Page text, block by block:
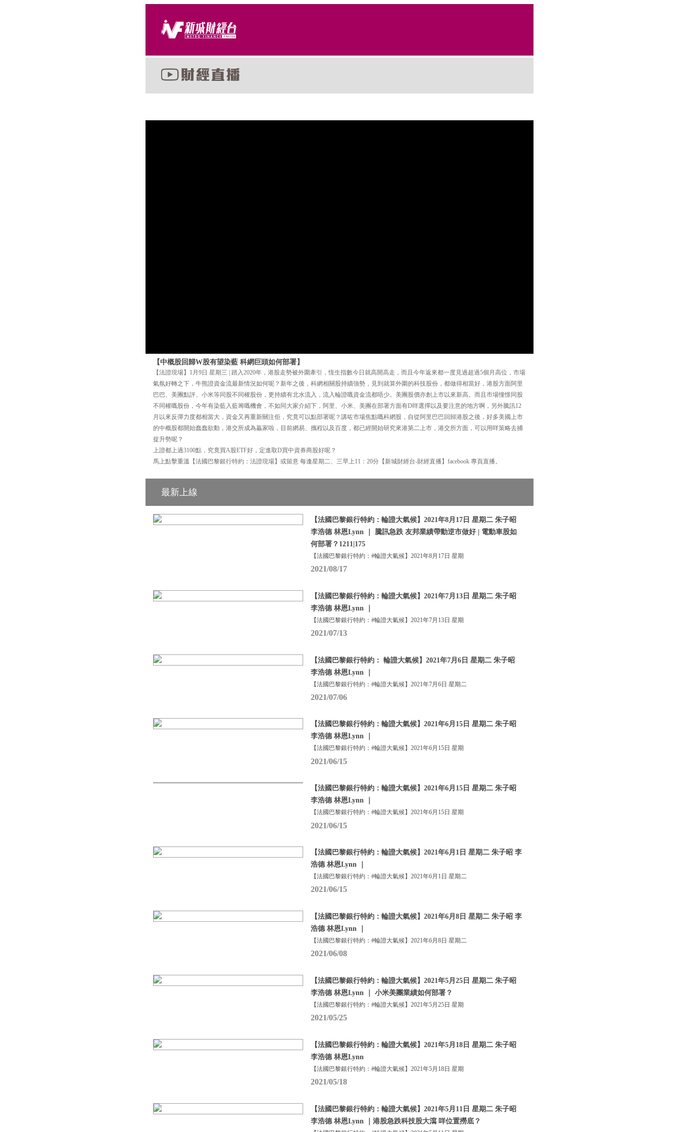
【中概股回歸W股有望染藍 科網巨頭如何部署】
【法證現場】1月9日 星期三 | 踏入2020年，港股走勢被外圍牽引，恆生指數今日就高開高走，而且今年返來都一度見過超過5個月高位，市場
氣氛好轉之下，牛熊證資金流最新情況如何呢？新年之後，科網相關股持續強勢，見到就算外圍的科技股份，都做得相當好，港股方面阿里
巴巴、美團點評、小米等同股不同權股份，更持續有北水流入，流入輪證嘅資金流都唔少。美團股價亦創上市以來新高。而且市場憧憬同股
不同權嘅股份，今年有染藍入藍籌嘅機會，不如同大家介紹下，阿里、小米、美團在部署方面有D咩選擇以及要注意的地方啊，另外騰訊12
月以來反彈力度都相當大，資金又再重新關注佢，究竟可以點部署呢？講咗市場焦點嘅科網股，自從阿里巴巴回歸港股之後，好多美國上市
的中概股都開始蠢蠢欲動，港交所成為贏家啦，目前網易、攜程以及百度，都已經開始研究來港第二上市，港交所方面，可以用咩策略去捕
捉升勢呢？
上證都上過3100點，究竟買A股ETF好，定進取D買中資券商股好呢？
馬上點擊重溫【法國巴黎銀行特約：法證現場】或留意 每逢星期二、三早上11：20分【新城財經台-財經直播】facebook 專頁直播。
最新上線
【法國巴黎銀行特約：輪證大氣候】2021年8月17日 星期二 朱子昭
李浩德 林恩Lynn ｜ 騰訊急跌 友邦業績帶動逆市做好 | 電動車股如
何部署？1211|175
【法國巴黎銀行特約：#輪證大氣候】2021年8月17日 星期
2021/08/17
【法國巴黎銀行特約：輪證大氣候】2021年7月13日 星期二 朱子昭
李浩德 林恩Lynn ｜
【法國巴黎銀行特約：#輪證大氣候】2021年7月13日 星期
2021/07/13
【法國巴黎銀行特約： 輪證大氣候】2021年7月6日 星期二 朱子昭
李浩德 林恩Lynn ｜
【法國巴黎銀行特約：#輪證大氣候】2021年7月6日 星期二
2021/07/06
【法國巴黎銀行特約：輪證大氣候】2021年6月15日 星期二 朱子昭
李浩德 林恩Lynn ｜
【法國巴黎銀行特約：#輪證大氣候】2021年6月15日 星期
2021/06/15
【法國巴黎銀行特約：輪證大氣候】2021年6月15日 星期二 朱子昭
李浩德 林恩Lynn ｜
【法國巴黎銀行特約：#輪證大氣候】2021年6月15日 星期
2021/06/15
【法國巴黎銀行特約：輪證大氣候】2021年6月1日 星期二 朱子昭 李
浩德 林恩Lynn ｜
【法國巴黎銀行特約：#輪證大氣候】2021年6月1日 星期二
2021/06/15
【法國巴黎銀行特約：輪證大氣候】2021年6月8日 星期二 朱子昭 李
浩德 林恩Lynn ｜
【法國巴黎銀行特約：#輪證大氣候】2021年6月8日 星期二
2021/06/08
【法國巴黎銀行特約：輪證大氣候】2021年5月25日 星期二 朱子昭
李浩德 林恩Lynn ｜ 小米美團業績如何部署？
【法國巴黎銀行特約：#輪證大氣候】2021年5月25日 星期
2021/05/25
【法國巴黎銀行特約：輪證大氣候】2021年5月18日 星期二 朱子昭
李浩德 林恩Lynn
【法國巴黎銀行特約：#輪證大氣候】2021年5月18日 星期
2021/05/18
【法國巴黎銀行特約：輪證大氣候】2021年5月11日 星期二 朱子昭
李浩德 林恩Lynn ｜港股急跌科技股大瀉 咩位置撈底？